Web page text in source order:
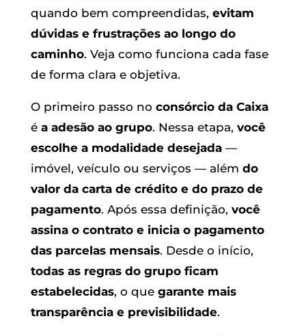
quando bem compreendidas, evitam
dúvidas e frustrações ao longo do
caminho. Veja como funciona cada fase
de forma clara e objetiva.
O primeiro passo no consórcio da Caixa
é a adesão ao grupo. Nessa etapa, você
escolhe a modalidade desejada—
imóvel, veículo ou serviços — além do
valor da carta de crédito e do prazo de
pagamento. Após essa definição, você
assina o contrato e inicia o pagamento
das parcelas mensais. Desde o início,
todas as regras do grupo ficam
estabelecidas, o que garante mais
transparência e previsibilidade.